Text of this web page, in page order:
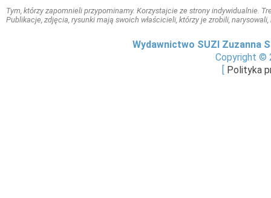
Tym, którzy zapomnieli przypominamy. Korzystajcie ze strony indywidualnie.
Publikacje, zdjęcia, rysunki mają swoich właścicieli, którzy je zrobili,
Wydawnictwo SUZI Zuzanna
Copyright ©
Polityka